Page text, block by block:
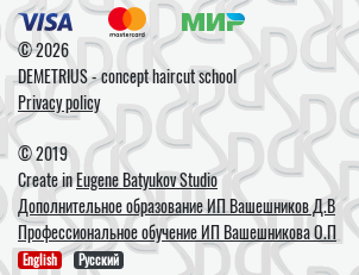
© 2026
DEMETRIUS - concept haircut school
Privacy policy
© 2019
Create inEugene Batyukov Studio
Дополнительное образование ИП Вашешников Д.В
Профессиональное обучение ИП Вашешникова О.П
English Русский